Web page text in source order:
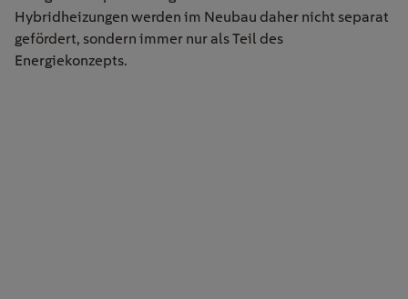
Hybridheizungen werden im Neubau daher nicht separat
gefördert, sondern immer nur als Teil des
Energiekonzepts.